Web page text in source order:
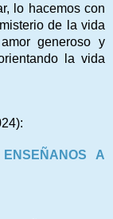
lo hacemos con
de la vida
generoso y
la vida
A